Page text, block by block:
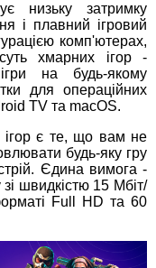
низьку затримку
і плавний ігровий
комп'ютерах,
хмарних ігор -
на будь-якому
для операційних
TV та macOS.
є те, що вам не
будь-яку гру
Єдина вимога -
швидкістю 15 Мбіт/
Full HD та 60